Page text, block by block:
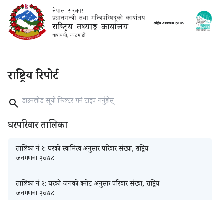
राष्ट्रियजनगणना२०७८
राष्ट्रिय रिपोर्ट
घरपरिवार तालिका
तालिका नं १: घरको स्वामित्व अनुसार परिवार संख्या, राष्ट्रिय
जनगणना २०७८
तालिका नं २: घरको जगको बनोट अनुसार परिवार संख्या, राष्ट्रिय
जनगणना २०७८